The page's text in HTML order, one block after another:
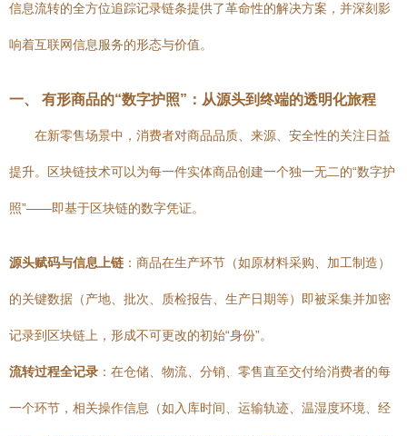
信息流转的全方位追踪记录链条提供了革命性的解决方案，并深刻影
响着互联网信息服务的形态与价值。
一、 有形商品的“数字护照”：从源头到终端的透明化旅程
在新零售场景中，消费者对商品品质、来源、安全性的关注日益
提升。区块链技术可以为每一件实体商品创建一个独一无二的“数字护
照”——即基于区块链的数字凭证。
源头赋码与信息上链 ：商品在生产环节（如原材料采购、加工制造）
的关键数据（产地、批次、质检报告、生产日期等）即被采集并加密
记录到区块链上，形成不可更改的初始“身份”。
流转过程全记录 ：在仓储、物流、分销、零售直至交付给消费者的每
一个环节，相关操作信息（如入库时间、运输轨迹、温湿度环境、经